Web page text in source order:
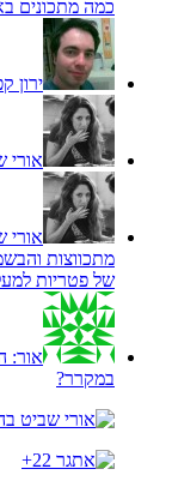
כמה מתכונים
ירון
אורי
אורי
מתכווצות
של פטריות
אור:
במקרר?